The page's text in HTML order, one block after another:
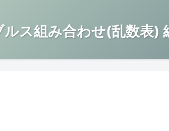
ルス組み合わせ(乱数表)